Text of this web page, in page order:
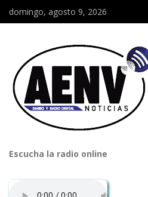
domingo, agosto 9, 2026
Escucha la radio online